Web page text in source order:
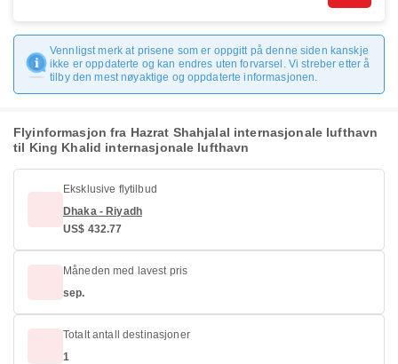
Vennligst merk at prisene som er oppgitt på denne siden kanskje
ikke er oppdaterte og kan endres uten forvarsel. Vi streber etter å
tilby den mest nøyaktige og oppdaterte informasjonen.
Flyinformasjon fra Hazrat Shahjalal internasjonale lufthavn
til King Khalid internasjonale lufthavn
Eksklusive flytilbud
Dhaka - Riyadh
US$ 432.77
Måneden med lavest pris
sep.
Totalt antall destinasjoner
1